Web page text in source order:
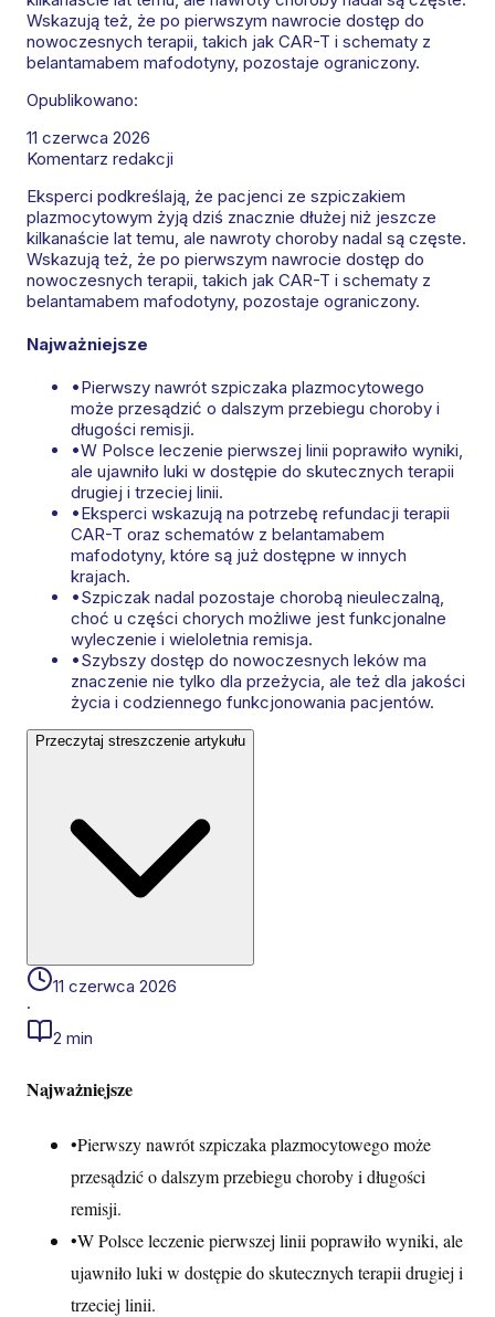
Wskazują też, że po pierwszym nawrocie dostęp do
nowoczesnych terapii, takich jak CAR-T i schematy z
belantamabem mafodotyny, pozostaje ograniczony.
Opublikowano:
11 czerwca 2026
Komentarz redakcji
Eksperci podkreślają, że pacjenci ze szpiczakiem
plazmocytowym żyją dziś znacznie dłużej niż jeszcze
kilkanaście lat temu, ale nawroty choroby nadal są częste.
Wskazują też, że po pierwszym nawrocie dostęp do
nowoczesnych terapii, takich jak CAR-T i schematy z
belantamabem mafodotyny, pozostaje ograniczony.
Najważniejsze
•Pierwszy nawrót szpiczaka plazmocytowego
może przesądzić o dalszym przebiegu choroby i
długości remisji.
•W Polsce leczenie pierwszej linii poprawiło wyniki,
ale ujawniło luki w dostępie do skutecznych terapii
drugiej i trzeciej linii.
•Eksperci wskazują na potrzebę refundacji terapii
CAR-T oraz schematów z belantamabem
mafodotyny, które są już dostępne w innych
krajach.
•Szpiczak nadal pozostaje chorobą nieuleczalną,
choć u części chorych możliwe jest funkcjonalne
wyleczenie i wieloletnia remisja.
•Szybszy dostęp do nowoczesnych leków ma
znaczenie nie tylko dla przeżycia, ale też dla jakości
życia i codziennego funkcjonowania pacjentów.
Przeczytaj streszczenie artykułu
11 czerwca 2026
·
2 min
Najważniejsze
•Pierwszy nawrót szpiczaka plazmocytowego może
przesądzić o dalszym przebiegu choroby i długości
remisji.
•W Polsce leczenie pierwszej linii poprawiło wyniki, ale
ujawniło luki w dostępie do skutecznych terapii drugiej i
trzeciej linii.